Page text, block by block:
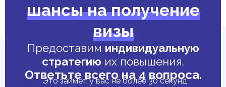
шансы на получение
визы
Предоставим индивидуальную
стратегию их повышения.
Ответьте всего на 4 вопроса.
Это займет у вас не более 30 секунд.